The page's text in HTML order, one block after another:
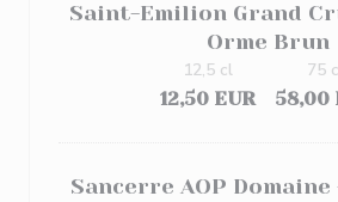
Saint-Emilion Grand
Orme Brun
12,50 EUR
12,5 cl
58,00
75
Sancerre AOP